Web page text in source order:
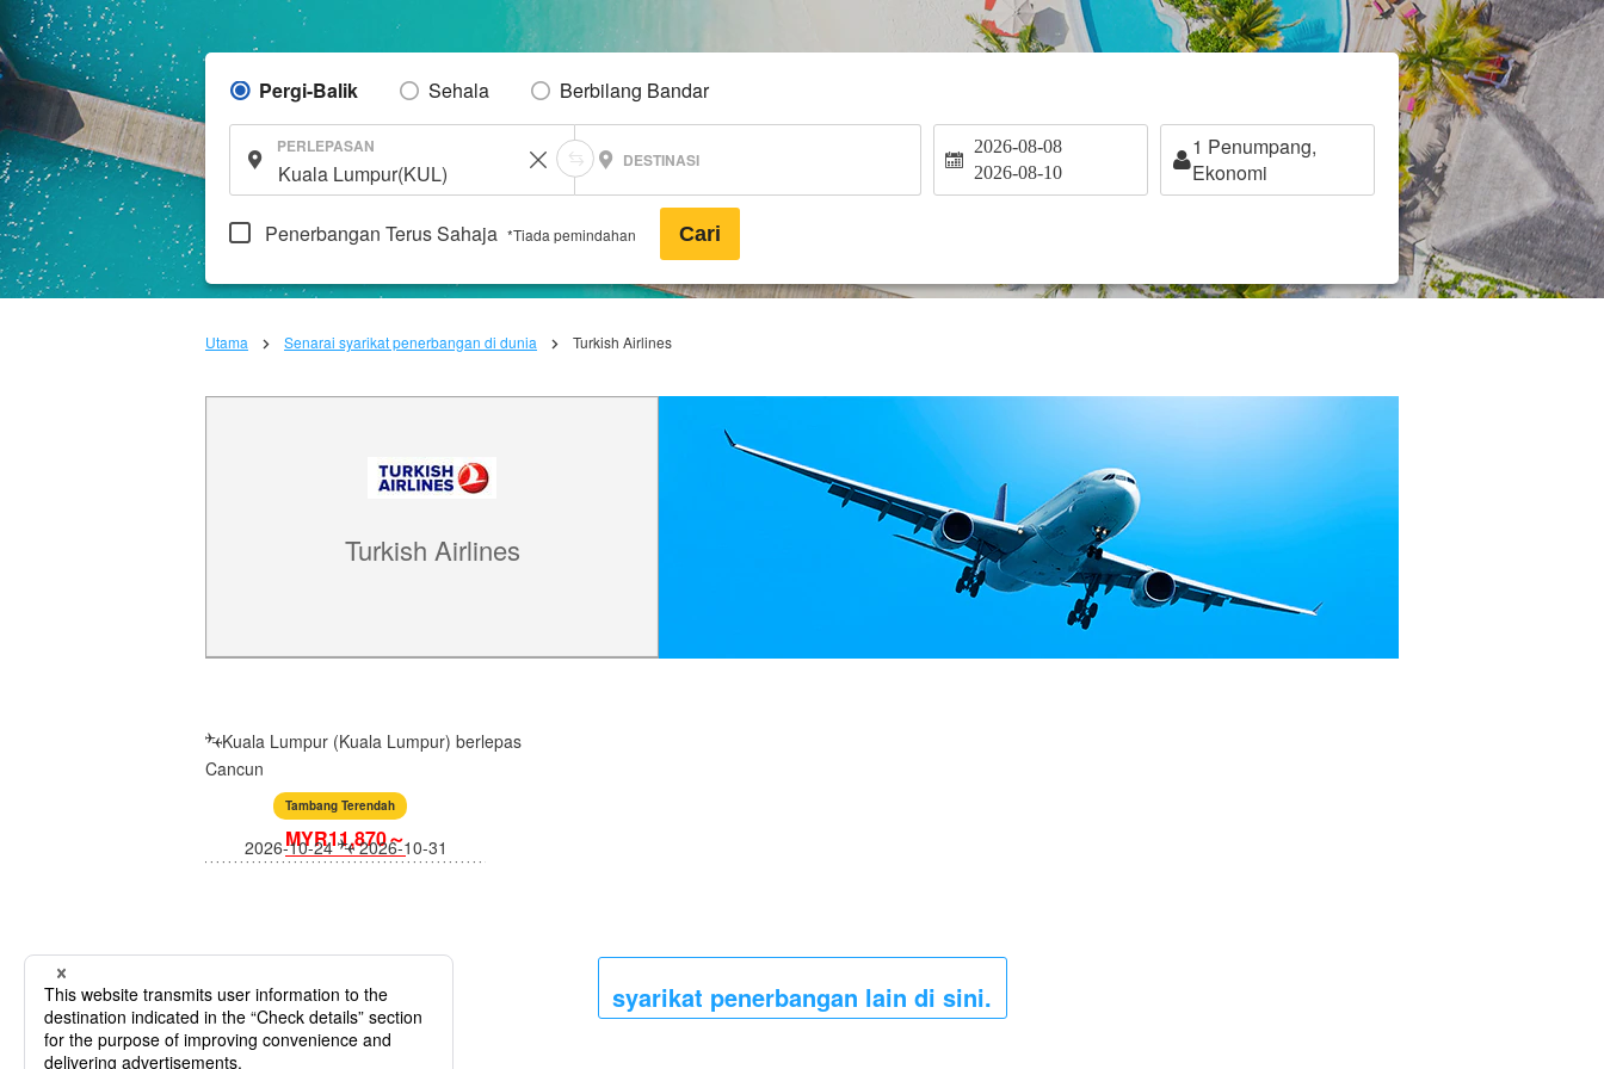
Pergi-Balik Sehala Berbilang Bandar
PERLEPASAN
DESTINASI
2026-08-08
2026-08-10
1 Penumpang,
Ekonomi
Penerbangan Terus Sahaja *Tiada pemindahan Cari
Utama Senarai syarikat penerbangan di dunia Turkish Airlines
Turkish Airlines
Kuala Lumpur (Kuala Lumpur) berlepas
Cancun
Tambang Terendah
MYR11,870～
2026-10-24 2026-10-31
syarikat penerbangan lain di sini.